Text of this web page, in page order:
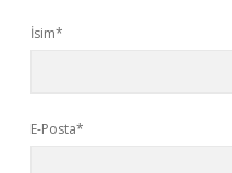
İsim*
E-Posta*